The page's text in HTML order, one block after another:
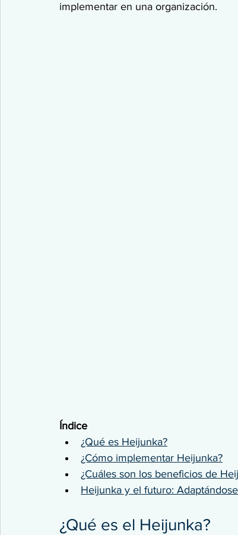
implementar en una organización.
Índice
¿Qué es Heijunka?
¿Cómo implementar Heijunka?
¿Cuáles son los beneficios de
Heijunka y el futuro:
¿Qué es el Heijunka?